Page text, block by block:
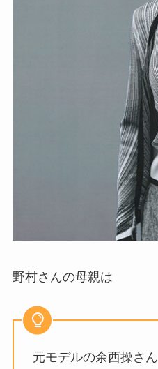
野村さんの母親は
元モデルの余西操さん